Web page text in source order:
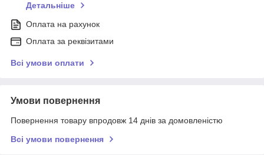
Детальніше
Оплата на рахунок
Оплата за реквізитами
Всі умови оплати
Умови повернення
Повернення товару впродовж 14 днів за домовленістю
Всі умови повернення